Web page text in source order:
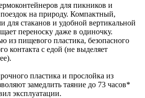
для пикников и
на природу. Компактный,
для стаканов и удобной вертикальной
переноску даже в одиночку.
из пищевого пластика, безопасного
контакта с едой (не выделяет
пластика и прослойка из
замедлить таяние до 73 часов*
эксплуатации.